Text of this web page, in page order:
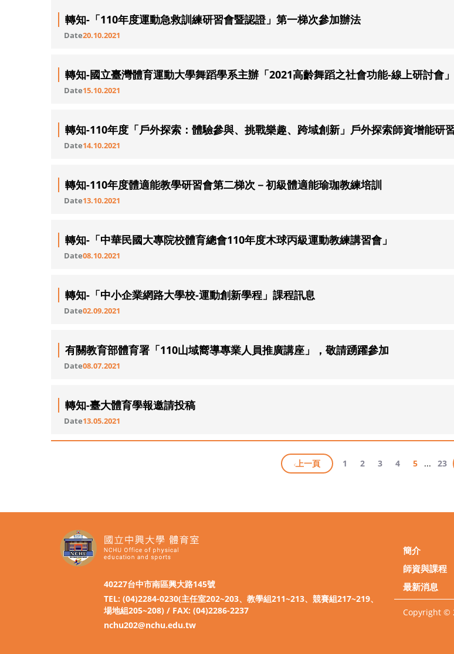
轉知-「110年度運動急救訓練研習會暨認證」第一梯次參加辦法
Date20.10.2021
轉知-國立臺灣體育運動大學舞蹈學系主辦「2021高齡舞蹈之社會功能-線上研討會」
Date15.10.2021
轉知-110年度「戶外探索：體驗參與、挑戰樂趣、跨域創新」戶外探索師資增能研
Date14.10.2021
轉知-110年度體適能教學研習會第二梯次－初級體適能瑜珈教練培訓
Date13.10.2021
轉知-「中華民國大專院校體育總會110年度木球丙級運動教練講習會」
Date08.10.2021
轉知-「中小企業網路大學校-運動創新學程」課程訊息
Date02.09.2021
有關教育部體育署「110山域嚮導專業人員推廣講座」，敬請踴躍參加
Date08.07.2021
轉知-臺大體育學報邀請投稿
Date13.05.2021
上一頁 1 2 3 4 5 ... 23
40227台中市南區興大路145號
TEL: (04)2284-0230(主任室202~203、教學組211~213、競賽組217~219、
場地組205~208) / FAX: (04)2286-2237
nchu202@nchu.edu.tw
簡介
師資與課程
最新消息
Copyright ©